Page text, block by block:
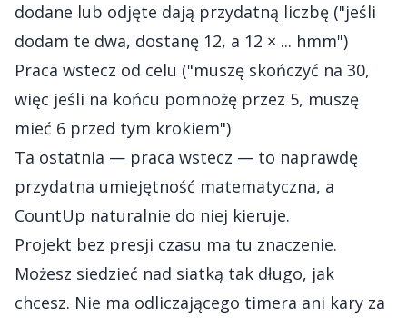
dodane lub odjęte dają przydatną liczbę ("jeśli
dodam te dwa, dostanę 12, a 12 × ... hmm")
Praca wstecz od celu ("muszę skończyć na 30,
więc jeśli na końcu pomnożę przez 5, muszę
mieć 6 przed tym krokiem")
Ta ostatnia — praca wstecz — to naprawdę
przydatna umiejętność matematyczna, a
CountUp naturalnie do niej kieruje.
Projekt bez presji czasu ma tu znaczenie.
Możesz siedzieć nad siatką tak długo, jak
chcesz. Nie ma odliczającego timera ani kary za